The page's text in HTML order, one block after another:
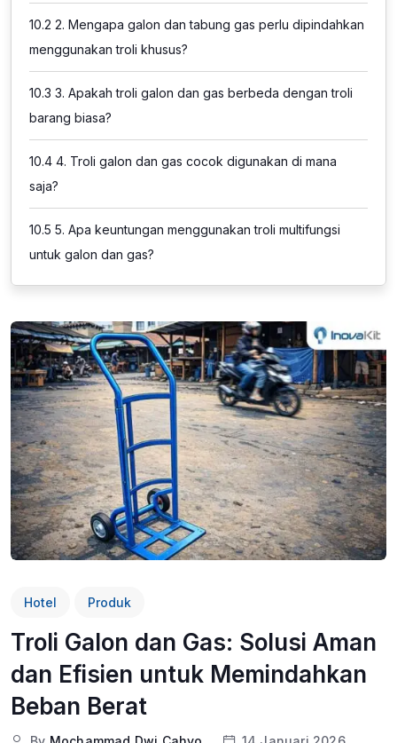
10.2 2. Mengapa galon dan tabung gas perlu dipindahkan
menggunakan troli khusus?
10.3 3. Apakah troli galon dan gas berbeda dengan troli
barang biasa?
10.4 4. Troli galon dan gas cocok digunakan di mana
saja?
10.5 5. Apa keuntungan menggunakan troli multifungsi
untuk galon dan gas?
Hotel Produk
Troli Galon dan Gas: Solusi Aman
dan Efisien untuk Memindahkan
Beban Berat